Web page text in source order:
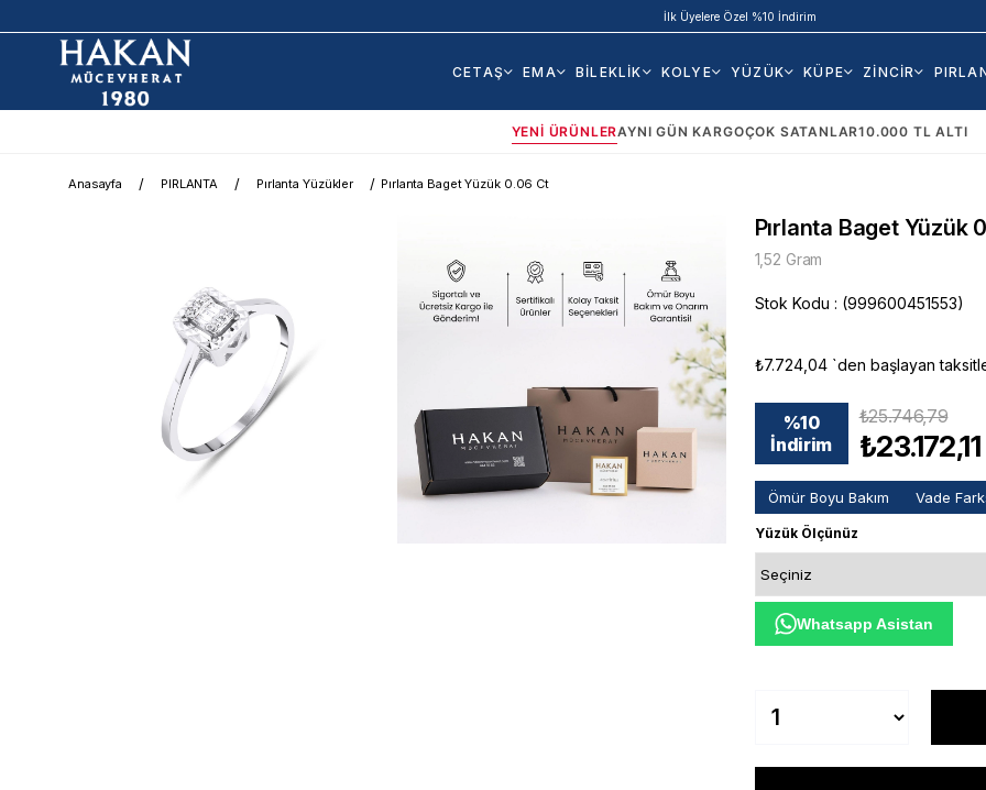
İlk Üyelere Özel %10 İndirim
CETAŞ EMA BİLEKLİK KOLYE YÜZÜK KÜPE ZİNCİR
YENI ÜRÜNLERAYNI GÜN KARGOÇOK SATANLAR10.000 TL ALTI
Anasayfa PIRLANTA Pırlanta Yüzükler Pırlanta Baget Yüzük 0.06 Ct
Pırlanta Baget Yüzük
1,52 Gram
Stok Kodu (999600451553)
₺7.724,04 `den başlayan
%10
İndirim
₺25.746,79
₺23.172,11
Ömür Boyu Bakım Vade
Yüzük Ölçünüz
Whatsapp Asistan